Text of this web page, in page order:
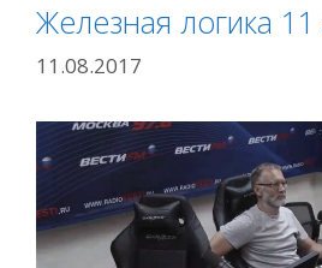
Железная логика 11
11.08.2017